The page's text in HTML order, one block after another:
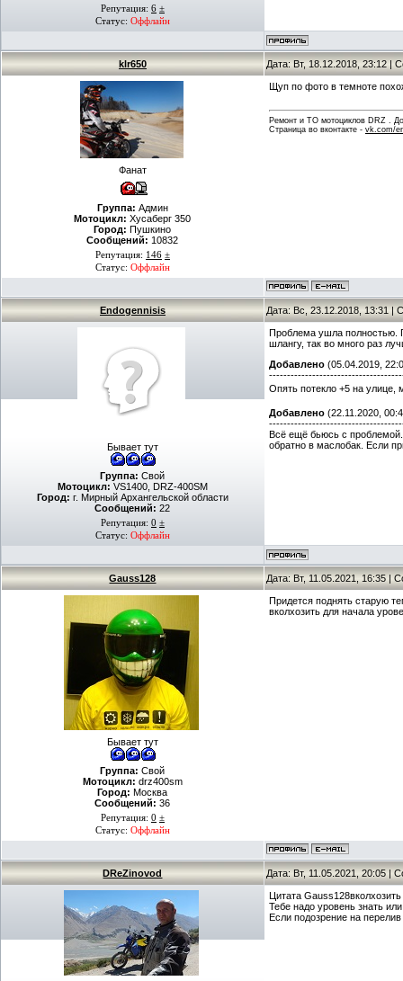
Репутация: 6 ±
Статус: Оффлайн
klr650 Дата: Вт, 18.12.2018, 23:12 |
Фанат
Группа: Админ
Мотоцикл: Хусаберг 350
Город: Пушкино
Сообщений: 10832
Репутация: 146 ±
Статус: Оффлайн
Щуп по фото в темноте
Ремонт и ТО мотоциклов DRZ .
Страница во вконтакте - vk.com/
Endogennisis Дата: Вс, 23.12.2018, 13:31 |
Бывает тут
Группа: Свой
Мотоцикл: VS1400, DRZ-400SM
Город: г. Мирный Архангельской области
Сообщений: 22
Репутация: 0 ±
Статус: Оффлайн
Проблема ушла полностью.
шлангу, так во много раз
Добавлено (05.04.2019,
Опять потекло +5 на улице,
Добавлено (22.11.2020,
Всё ещё бьюсь с
обратно в маслобак. Если
Gauss128 Дата: Вт, 11.05.2021, 16:35 |
Бывает тут
Группа: Свой
Мотоцикл: drz400sm
Город: Москва
Сообщений: 36
Репутация: 0 ±
Статус: Оффлайн
Придется поднять старую
вколхозить для начала
DReZinovod Дата: Вт, 11.05.2021, 20:05 |
Цитата
Тебе надо уровень знать
Если подозрение на